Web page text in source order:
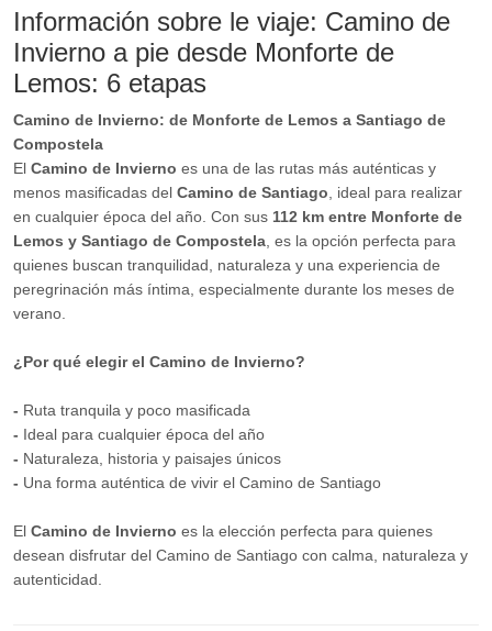
Información sobre le viaje: Camino de
Invierno a pie desde Monforte de
Lemos: 6 etapas
Camino de Invierno: de Monforte de Lemos a Santiago de
Compostela
El Camino de Invierno es una de las rutas más auténticas y
menos masificadas del Camino de Santiago , ideal para realizar
en cualquier época del año. Con sus 112 km entre Monforte de
Lemos y Santiago de Compostela , es la opción perfecta para
quienes buscan tranquilidad, naturaleza y una experiencia de
peregrinación más íntima, especialmente durante los meses de
verano.
¿Por qué elegir el Camino de Invierno?
- Ruta tranquila y poco masificada
- Ideal para cualquier época del año
- Naturaleza, historia y paisajes únicos
- Una forma auténtica de vivir el Camino de Santiago
El Camino de Invierno es la elección perfecta para quienes
desean disfrutar del Camino de Santiago con calma, naturaleza y
autenticidad.